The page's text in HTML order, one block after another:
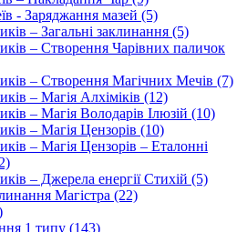
- Заряджання мазей (5)
– Загальні заклинання (5)
– Створення Чарівних паличок
– Створення Магічних Мечів (7)
– Магія Алхіміків (12)
– Магія Володарів Ілюзій (10)
– Магія Цензорів (10)
– Магія Цензорів – Еталонні
– Джерела енергії Стихій (5)
Магістра (22)
1 типу (143)